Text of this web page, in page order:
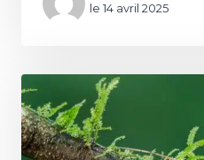
le 14 avril 2025